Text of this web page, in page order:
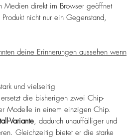
direkt im Browser geöffnet
nicht nur ein Gegenstand,
deine Erinnerungen aussehen wenn
und vielseitig
die bisherigen zwei Chip-
Modelle in einem einzigen Chip.
Variante, dadurch unauffälliger und
Gleichzeitig bietet er die starke